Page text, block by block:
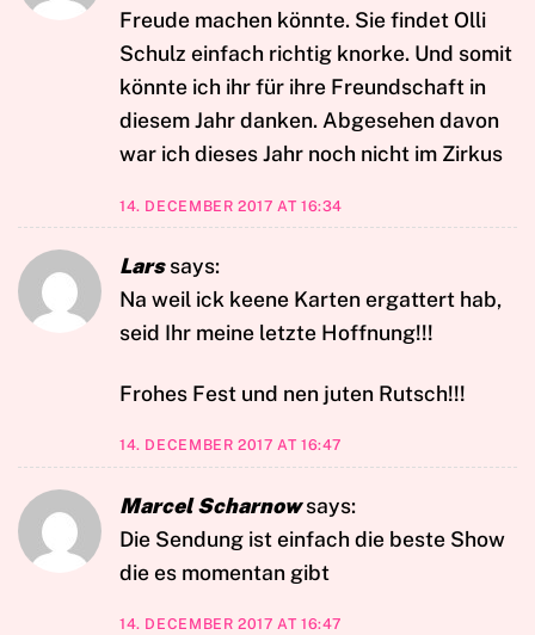
Freude machen könnte. Sie findet Olli
Schulz einfach richtig knorke. Und somit
könnte ich ihr für ihre Freundschaft in
diesem Jahr danken. Abgesehen davon
war ich dieses Jahr noch nicht im Zirkus
14. DECEMBER 2017 AT 16:34
Lars says:
Na weil ick keene Karten ergattert hab,
seid Ihr meine letzte Hoffnung!!!
Frohes Fest und nen juten Rutsch!!!
14. DECEMBER 2017 AT 16:47
Marcel Scharnow says:
Die Sendung ist einfach die beste Show
die es momentan gibt
14. DECEMBER 2017 AT 16:47